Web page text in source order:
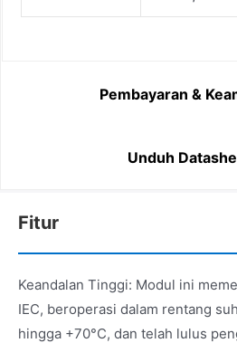
Pembayaran &
Unduh
Fitur
Keandalan Tinggi: Modul ini
IEC, beroperasi dalam rentang
hingga +70°C, dan telah lulus